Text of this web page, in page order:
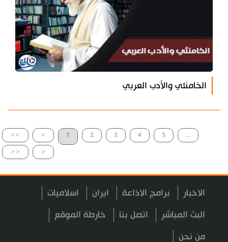
الخامنئي والأدب العربي
>> > 1 2 3 4 5 ...
<
<<
الاخبار برامج الاذاعة ايران اسلاميات
البث المباشر اتصل بنا خارطة الموقع
من نحن